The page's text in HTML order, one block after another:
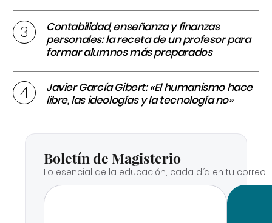
Contabilidad, enseñanza y finanzas
personales: la receta de un profesor para
formar alumnos más preparados
Javier García Gibert: «El humanismo hace
libre, las ideologías y la tecnología no»
Boletín de Magisterio
Lo esencial de la educación, cada día en tu correo.